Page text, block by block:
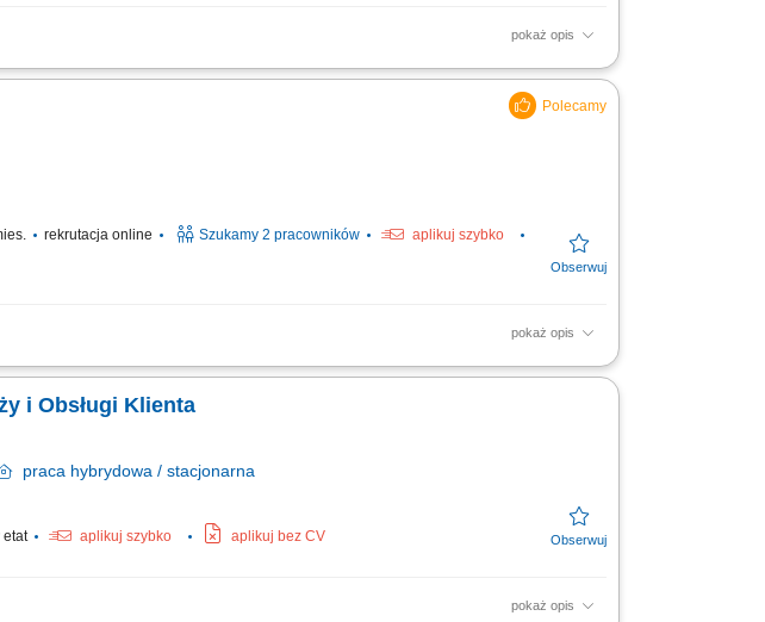
pokaż opis
spożywcza, chemia, FMCG). Samodzielne prowadzenie negocjacji i
rekrutacja online Szukamy 2 pracowników
aplikuj szybko
pokaż opis
you’ll be a part of bringing humanity to business. #experienceTTEC
i Obsługi Klienta
praca hybrydowa / stacjonarna
etat aplikuj szybko aplikuj bez CV
pokaż opis